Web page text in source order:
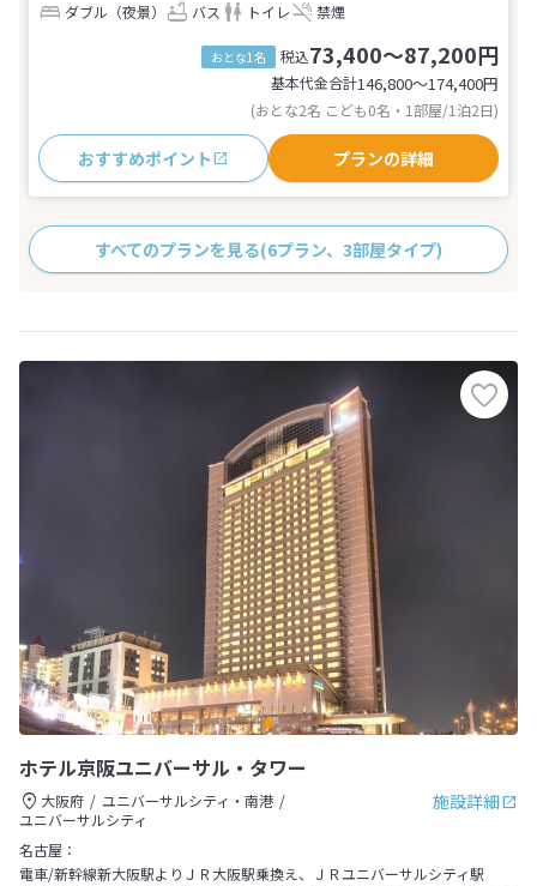
ダブル（夜景）
バス トイレ 禁煙
おとな1名 税込73,400～87,200円
基本代金合計146,800〜174,400円
(おとな2名 こども0名・1部屋/1泊2日)
おすすめポイント プランの詳細
すべてのプランを見る(6プラン、3部屋タイプ)
ホテル京阪ユニバーサル・タワー
施設詳細
大阪府
ユニバーサルシティ・南港
ユニバーサルシティ
名古屋：
電車/新幹線新大阪駅よりＪＲ大阪駅乗換え、ＪＲユニバーサルシティ駅